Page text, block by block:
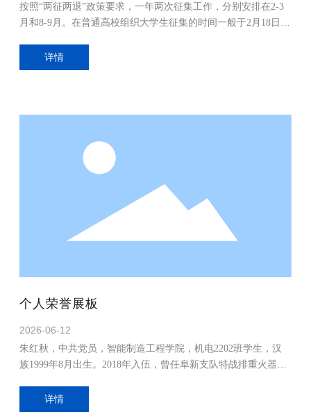
按照“两征两退”政策要求，一年两次征集工作，分别安排在2-3
月和8-9月。在普通高校组织大学生征集的时间一般于2月18日、
（市、区）人民政府征兵办公室确定。
详情
个人荣誉展板
2026-06-12
朱红秋，中共党员，智能制造工程学院，机电2202班学生，汉
族1999年8月出生。2018年入伍，曾任阜新支队特战排重火器
“7．21”阜新市抗洪等任务并多次参加“魔鬼周”极限训练取得优
异成绩。荣获嘉奖3次;“四有”优秀士兵3次。
详情